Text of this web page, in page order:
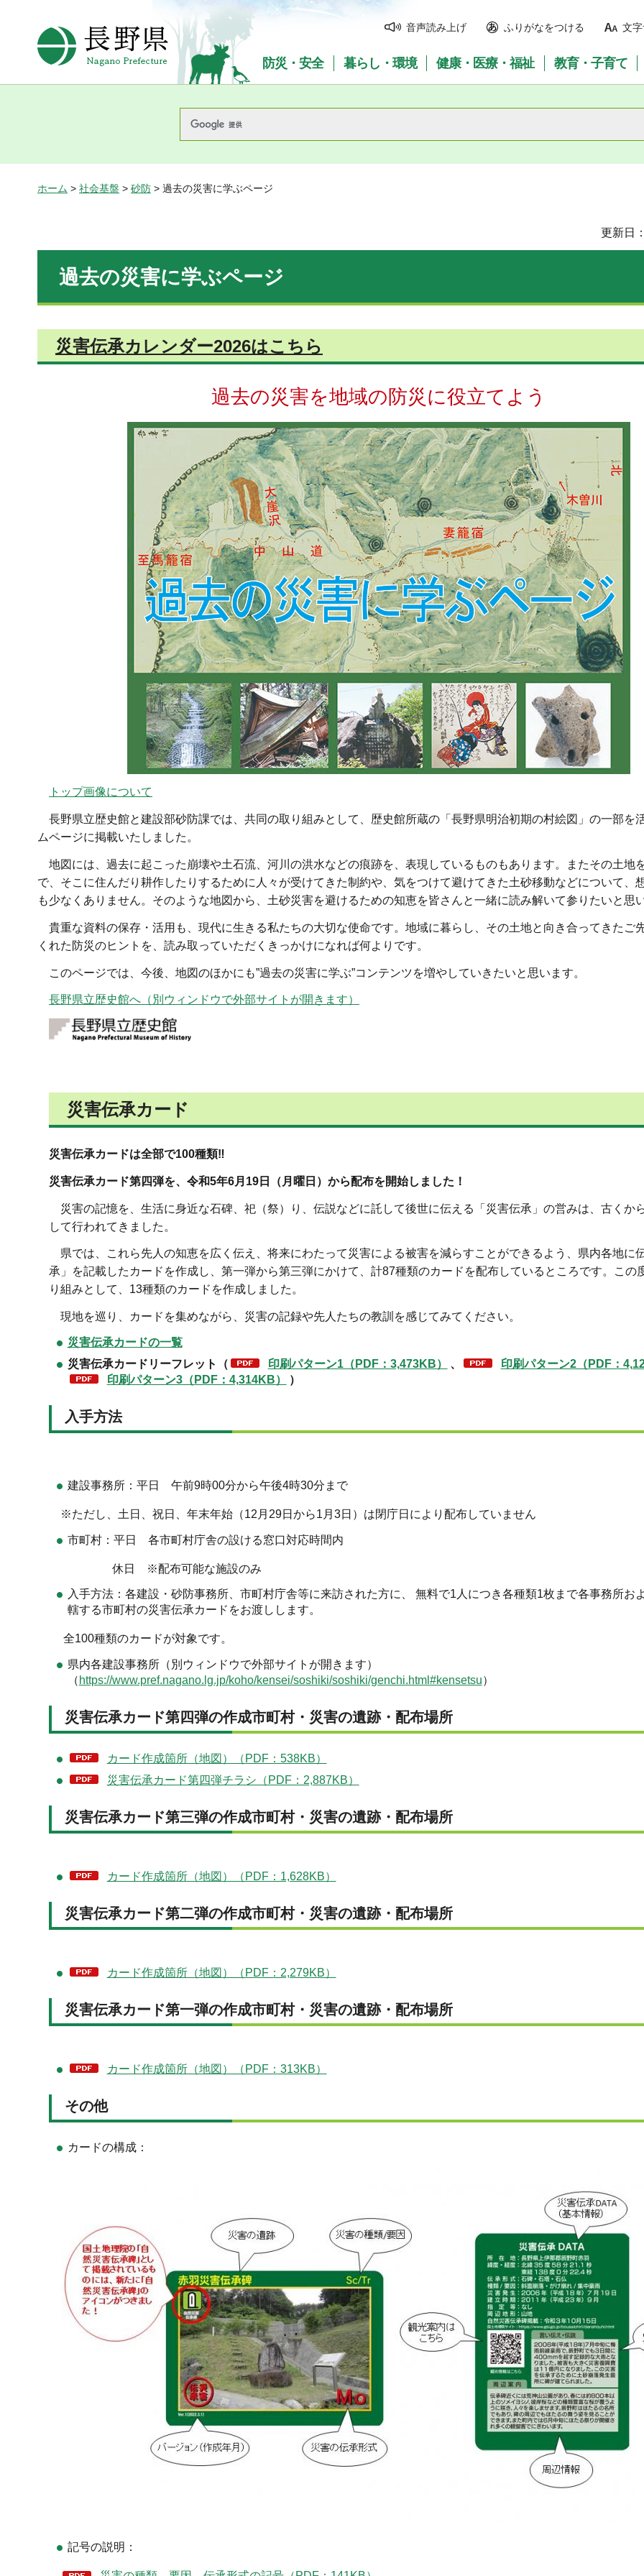
長野県Nagano Prefecture
音声読み上げ ふりがなをつける 文
防災・安全 暮らし・環境 健康・医療・福祉 教育・子育て
ホーム > 社会基盤 > 砂防 > 過去の災害に学ぶページ
更新日
過去の災害に学ぶページ
災害伝承カレンダー2026はこちら
過去の災害を地域の防災に役立てよう
トップ画像について
長野県立歴史館と建設部砂防課では 、共同の取り組みとして、歴史館所蔵の「長野県明治初期の村絵図」の一部を
ムページに掲載いたしました。
地図には 、過去に起こった崩壊や土石流、河川の洪水などの痕跡を、表現しているものもあります。またその土地
で、そこに住んだり耕作したりするために人々が受けてきた制約や、気をつけて避けてきた土砂移動などについて、
も少なくありません。そのような地図から、土砂災害を避けるための知恵を皆さんと一緒に読み解いて参りたいと思い
貴重な資料の保存・活用も
、現代に生きる私たちの大切な使命です。地域に暮らし、その土地と向き合ってきたご
くれた防災のヒントを、読み取っていただくきっかけになれば何よりです。
このページでは 、今後、地図のほかにも”過去の災害に学ぶ”コンテンツを増やしていきたいと思います。
長野県立歴史館へ（別ウィンドウで外部サイトが開きます）
災害伝承カード
災害伝承カードは全部で100種類‼
災害伝承カード第四弾を、令和5年6月19日（月曜日）から配布を開始しました！
災害の記憶を、生活に身近な石碑、祀（祭）り、伝説などに託して後世に伝える「災害伝承」の営みは、古くか
して行われてきました。
県では、これら先人の知恵を広く伝え、将来にわたって災害による被害を減らすことができるよう、県内各地に
承」を記載したカードを作成し、第一弾から第三弾にかけて、計87種類のカードを配布しているところです。この
り組みとして、13種類のカードを作成しました。
現地を巡り、カードを集めながら、災害の記録や先人たちの教訓を感じてみてください。
災害伝承カードの一覧
災害伝承カードリーフレット（
印刷パターン1（PDF：3,473KB） 、 印刷パターン2（PDF：
印刷パターン3（PDF：4,314KB）
）
入手方法
建設事務所：平日 午前9時00分から午後4時30分まで
※ただし、土日、祝日、年末年始（12月29日から1月3日）は閉庁日により配布していません
市町村：平日 各市町村庁舎の設ける窓口対応時間内
休日 ※配布可能な施設のみ
入手方法：各建設・砂防事務所、市町村庁舎等に来訪された方に、 無料で1人につき各種類1枚まで各事務所お
轄する市町村の災害伝承カードをお渡しします。
全100種類のカードが対象です。
県内各建設事務所（別ウィンドウで外部サイトが開きます）
（ https://www.pref.nagano.lg.jp/koho/kensei/soshiki/soshiki/genchi.html#kensetsu）
災害伝承カード第四弾の作成市町村・災害の遺跡・配布場所
カード作成箇所（地図）（PDF：538KB）
災害伝承カード第四弾チラシ（PDF：2,887KB）
災害伝承カード第三弾の作成市町村・災害の遺跡・配布場所
カード作成箇所（地図）（PDF：1,628KB）
災害伝承カード第二弾の作成市町村・災害の遺跡・配布場所
カード作成箇所（地図）（PDF：2,279KB）
災害伝承カード第一弾の作成市町村・災害の遺跡・配布場所
カード作成箇所（地図）（PDF：313KB）
その他
カードの構成：
記号の説明：